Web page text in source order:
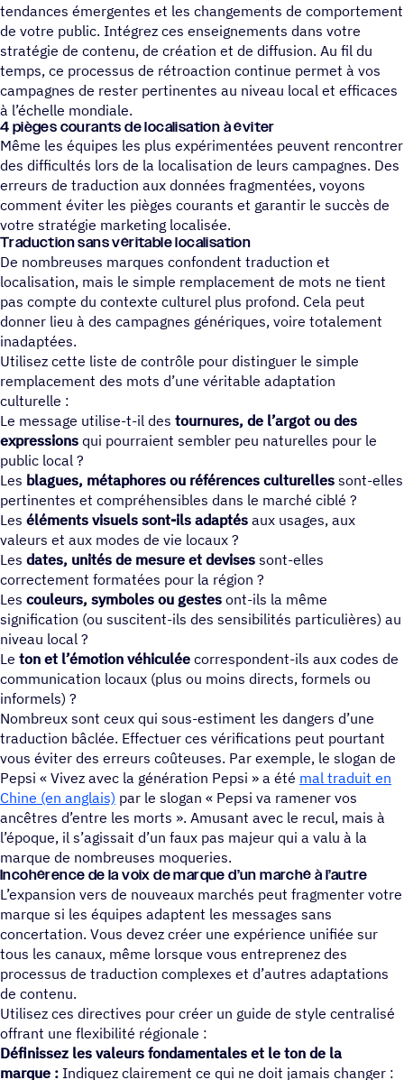
tendances émergentes et les changements de comportement
de votre public. Intégrez ces enseignements dans votre
stratégie de contenu, de création et de diffusion. Au fil du
temps, ce processus de rétroaction continue permet à vos
campagnes de rester pertinentes au niveau local et efficaces
à l’échelle mondiale.
4 pièges courants de loca­li­sa­tion à éviter
Même les équipes les plus expérimentées peuvent rencontrer
des difficultés lors de la localisation de leurs campagnes. Des
erreurs de traduction aux données fragmentées, voyons
comment éviter les pièges courants et garantir le succès de
votre stratégie marketing localisée.
Traduc­tion sans véritable localisation
De nombreuses marques confondent traduction et
localisation, mais le simple remplacement de mots ne tient
pas compte du contexte culturel plus profond. Cela peut
donner lieu à des campagnes génériques, voire totalement
inadaptées.
Utilisez cette liste de contrôle pour distinguer le simple
remplacement des mots d’une véritable adaptation
culturelle :
Le message utilise-t-il des tournures, de l’argot ou des
expressions qui pourraient sembler peu naturelles pour le
public local ?
Les blagues, métaphores ou références culturelles sont-elles
pertinentes et compréhensibles dans le marché ciblé ?
Les éléments visuels sont-ils adaptés aux usages, aux
valeurs et aux modes de vie locaux ?
Les dates, unités de mesure et devises sont-elles
correctement formatées pour la région ?
Les couleurs, symboles ou gestes ont-ils la même
signification (ou suscitent-ils des sensibilités particulières) au
niveau local ?
Le ton et l’émotion véhiculée correspondent-ils aux codes de
communication locaux (plus ou moins directs, formels ou
informels) ?
Nombreux sont ceux qui sous-estiment les dangers d’une
traduction bâclée. Effectuer ces vérifications peut pourtant
vous éviter des erreurs coûteuses. Par exemple, le slogan de
Pepsi « Vivez avec la génération Pepsi » a été mal traduit en
Chine (en anglais) par le slogan « Pepsi va ramener vos
ancêtres d’entre les morts ». Amusant avec le recul, mais à
l’époque, il s’agissait d’un faux pas majeur qui a valu à la
marque de nombreuses moqueries.
Inco­hé­rence de la voix de marque d’un marché à l’autre
L’expansion vers de nouveaux marchés peut fragmenter votre
marque si les équipes adaptent les messages sans
concertation. Vous devez créer une expérience unifiée sur
tous les canaux, même lorsque vous entreprenez des
processus de traduction complexes et d’autres adaptations
de contenu.
Utilisez ces directives pour créer un guide de style centralisé
offrant une flexibilité régionale :
Définissez les valeurs fondamentales et le ton de la
marque : Indiquez clairement ce qui ne doit jamais changer :